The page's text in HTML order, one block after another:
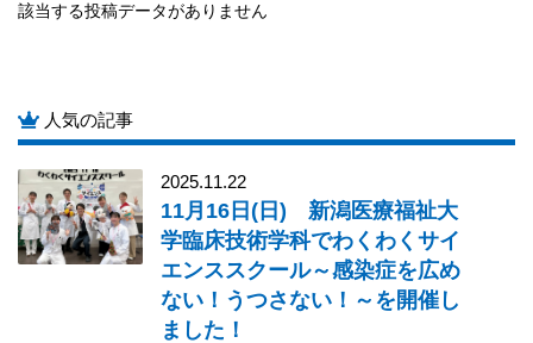
該当する投稿データがありません
人気の記事
2025.11.22
11月16日(日) 新潟医療福祉大
学臨床技術学科でわくわくサイ
エンススクール～感染症を広め
ない！うつさない！～を開催し
ました！